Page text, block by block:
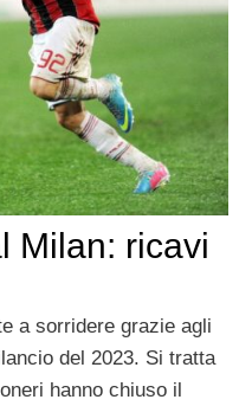
Milan: ricavi
a sorridere grazie agli
del 2023. Si tratta
hanno chiuso il